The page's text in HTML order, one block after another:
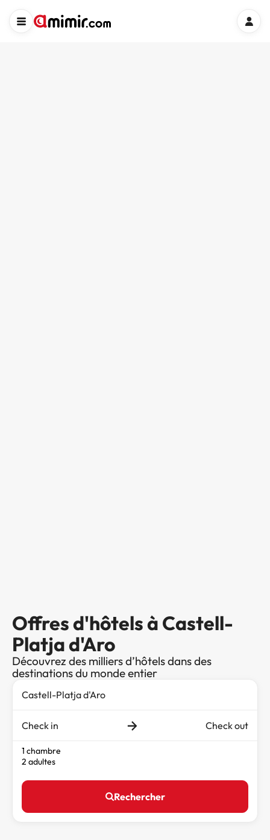
Offres d'hôtels à Castell-
Platja d'Aro
Découvrez des milliers d’hôtels dans des
destinations du monde entier
Check in Check out
1 chambre
2 adultes
Rechercher